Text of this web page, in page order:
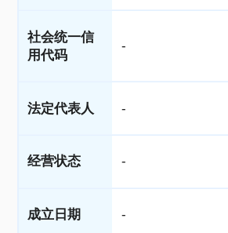
社会统一信
用代码
-
法定代表人 -
经营状态 -
成立日期 -